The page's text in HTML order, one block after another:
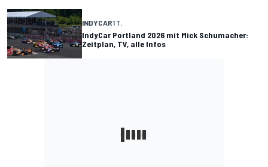
INDYCAR1 T.
IndyCar Portland 2026 mit Mick Schumacher:
Zeitplan, TV, alle Infos